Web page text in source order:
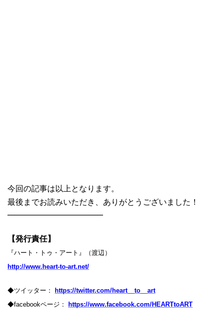
今回の記事は以上となります。
最後までお読みいただき、ありがとうございました！
━━━━━━━━━━━━
【発行責任】
『ハート・トゥ・アート』（渡辺）
http://www.heart-to-art.net/
◆ツイッター： https://twitter.com/heart__to__art
◆facebookページ： https://www.facebook.com/HEARTtoART